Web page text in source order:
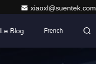
xiaoxl@suentek.com
Le Blog French